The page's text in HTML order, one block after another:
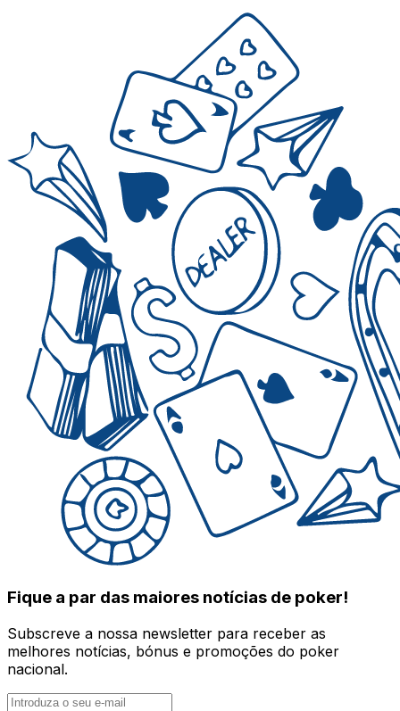
Fique a par das maiores notícias de poker!
Subscreve a nossa newsletter para receber as
melhores notícias, bónus e promoções do poker
nacional.